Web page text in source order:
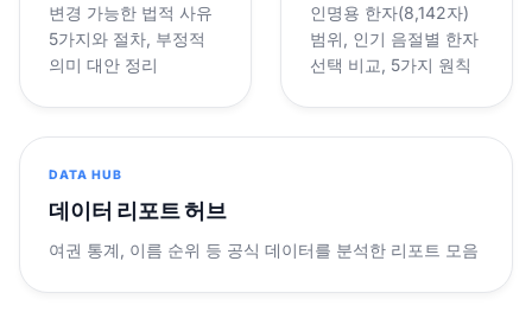
변경 가능한 법적 사유
5가지와 절차, 부정적
의미 대안 정리
인명용 한자(8,142자)
범위, 인기 음절별 한자
선택 비교, 5가지 원칙
DATA HUB
데이터 리포트 허브
여권 통계, 이름 순위 등 공식 데이터를 분석한 리포트 모음